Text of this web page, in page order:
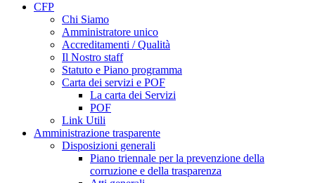
CFP
Chi Siamo
Amministratore unico
Accreditamenti / Qualità
Il Nostro staff
Statuto e Piano programma
Carta dei servizi e POF
La carta dei Servizi
POF
Link Utili
Amministrazione trasparente
Disposizioni generali
Piano triennale per la prevenzione della
corruzione e della trasparenza